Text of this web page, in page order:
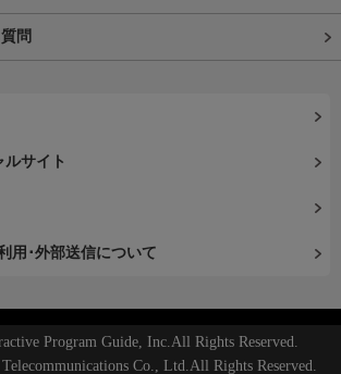
問
サイト
用･外部送信について
Program Guide, Inc.All Rights Reserved.
Co., Ltd.All Rights Reserved.